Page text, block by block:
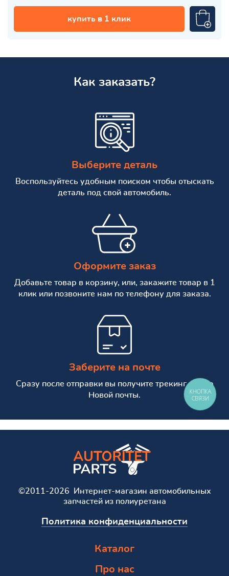
купить в 1 клик
Как заказать?
Выберите деталь
Воспользуйтесь удобным поиском чтобы отыскать
деталь под свой автомобиль.
Оформите заказ
Добавьте товар в корзину, или, закажите товар в 1
клик или позвоните нам по телефону для заказа.
Заберите на почте
Сразу после отправки вы получите трекинг номер
Новой почты.
©2011-2026 Интернет-магазин автомобильных
запчастей из полиуретана
Политика конфиденциальности
Каталог
Про нас
КНОПКА
СВЯЗИ